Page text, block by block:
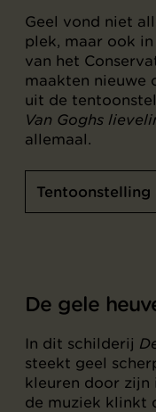
Geel vond niet
plek, maar ook
van het
maakten nieuwe
uit de
Van Goghs
allemaal.
Tentoonstelling
De gele
In dit schilderij
steekt geel
kleuren door zijn
de muziek klinkt